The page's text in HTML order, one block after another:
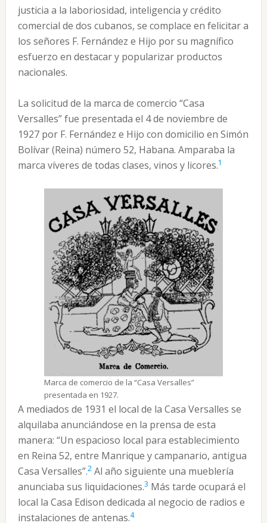
justicia a la laboriosidad, inteligencia y crédito
comercial de dos cubanos, se complace en felicitar a
los señores F. Fernández e Hijo por su magnífico
esfuerzo en destacar y popularizar productos
nacionales.
La solicitud de la marca de comercio “Casa
Versalles” fue presentada el 4 de noviembre de
1927 por F. Fernández e Hijo con domicilio en Simón
Bolívar (Reina) número 52, Habana. Amparaba la
marca víveres de todas clases, vinos y licores.1
Marca de comercio de la “Casa Versalles”
presentada en 1927.
A mediados de 1931 el local de la Casa Versalles se
alquilaba anunciándose en la prensa de esta
manera: “Un espacioso local para establecimiento
en Reina 52, entre Manrique y campanario, antigua
Casa Versalles”.2Al año siguiente una mueblería
anunciaba sus liquidaciones.3 Más tarde ocupará el
local la Casa Edison dedicada al negocio de radios e
instalaciones de antenas.4